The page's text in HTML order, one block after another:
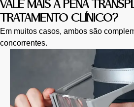
VALE MAIS A PENA
TRATAMENTO CLÍNICO?
Em muitos casos, ambos são
concorrentes.